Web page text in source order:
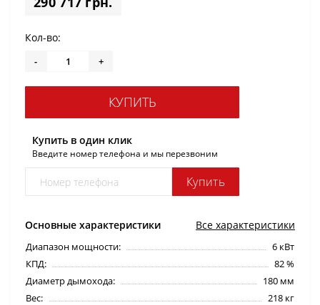
Основные характеристики Все характеристики
Диапазон мощности:
6 кВт
КПД:
82 %
Диаметр дымохода:
180 мм
Вес:
218 кг
Кол-во:
- +
КУПИТЬ
Купить в один клик
Введите номер телефона и мы перезвоним
Купить